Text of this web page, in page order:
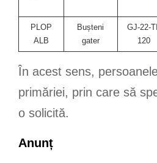
PLOP
ALB
Bușteni
gater
GJ-22-
120
În acest sens,
primăriei, prin care să
o solicită.
Anunț